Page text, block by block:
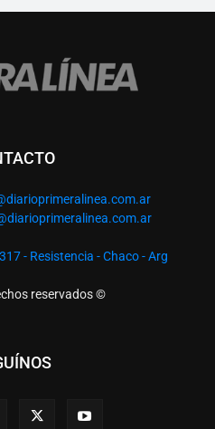
- Resistencia - Chaco - Arg
reservados ©